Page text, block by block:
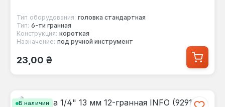
Тип оборудования: головка стандартная
Тип: 6-ти гранная
Конструкция: короткая
Назначение: под ручной инструмент
Обычная цена:
23,00 ₴
В наличии